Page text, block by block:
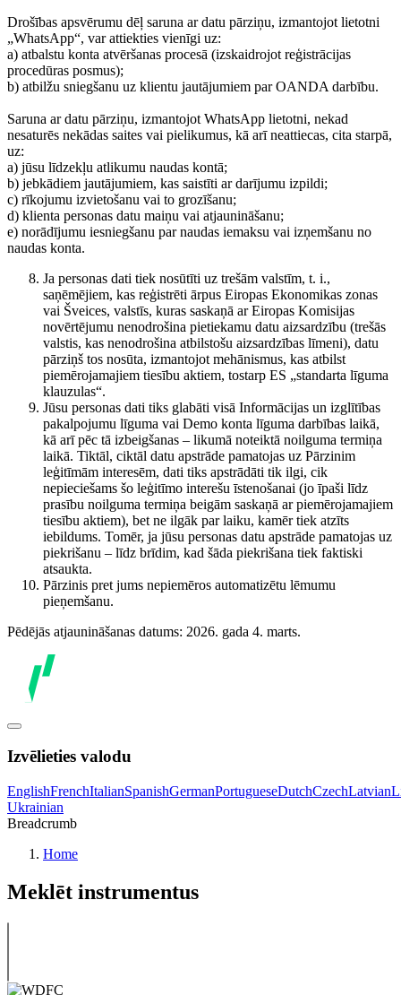
Drošības apsvērumu dēļ saruna ar datu pārziņu, izmantojot lietotni
„WhatsApp“, var attiekties vienīgi uz:
a) atbalstu konta atvēršanas procesā (izskaidrojot reģistrācijas
procedūras posmus);
b) atbilžu sniegšanu uz klientu jautājumiem par OANDA darbību.
Saruna ar datu pārziņu, izmantojot WhatsApp lietotni, nekad
nesaturēs nekādas saites vai pielikumus, kā arī neattiecas, cita starpā,
uz:
a) jūsu līdzekļu atlikumu naudas kontā;
b) jebkādiem jautājumiem, kas saistīti ar darījumu izpildi;
c) rīkojumu izvietošanu vai to grozīšanu;
d) klienta personas datu maiņu vai atjaunināšanu;
e) norādījumu iesniegšanu par naudas iemaksu vai izņemšanu no
naudas konta.
Ja personas dati tiek nosūtīti uz trešām valstīm, t. i.,
saņēmējiem, kas reģistrēti ārpus Eiropas Ekonomikas zonas
vai Šveices, valstīs, kuras saskaņā ar Eiropas Komisijas
novērtējumu nenodrošina pietiekamu datu aizsardzību (trešās
valstis, kas nenodrošina atbilstošu aizsardzības līmeni), datu
pārziņš tos nosūta, izmantojot mehānismus, kas atbilst
piemērojamajiem tiesību aktiem, tostarp ES „standarta līguma
klauzulas“.
Jūsu personas dati tiks glabāti visā Informācijas un izglītības
pakalpojumu līguma vai Demo konta līguma darbības laikā,
kā arī pēc tā izbeigšanas – likumā noteiktā noilguma termiņa
laikā. Tiktāl, ciktāl datu apstrāde pamatojas uz Pārzinim
leģitīmām interesēm, dati tiks apstrādāti tik ilgi, cik
nepieciešams šo leģitīmo interešu īstenošanai (jo īpaši līdz
prasību noilguma termiņa beigām saskaņā ar piemērojamajiem
tiesību aktiem), bet ne ilgāk par laiku, kamēr tiek atzīts
iebildums. Tomēr, ja jūsu personas datu apstrāde pamatojas uz
piekrišanu – līdz brīdim, kad šāda piekrišana tiek faktiski
atsaukta.
Pārzinis pret jums nepiemēros automatizētu lēmumu
pieņemšanu.
Pēdējās atjaunināšanas datums: 2026. gada 4. marts.
Izvēlieties valodu
EnglishFrenchItalianSpanishGermanPortugueseDutchCzechLatvian
Ukrainian
Breadcrumb
Home
Meklēt instrumentus